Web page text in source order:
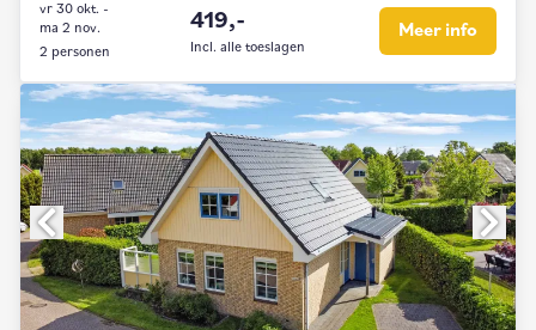
419,-
Incl. alle toeslagen
vr 30 okt. -
ma 2 nov.
2 personen
Meer info